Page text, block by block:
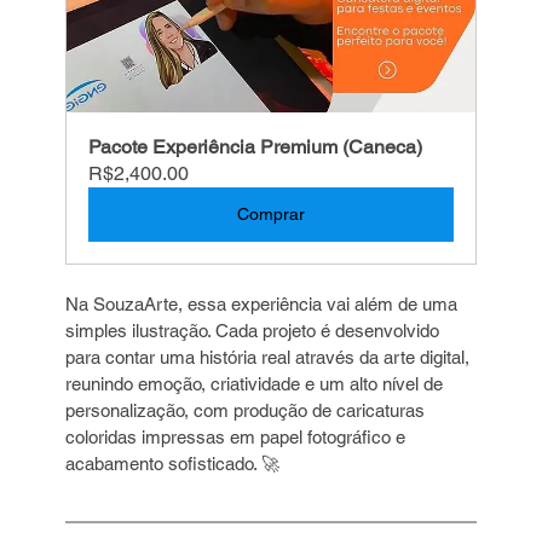
Pacote Experiência Premium (Caneca)
R$2,400.00
Comprar
Na SouzaArte, essa experiência vai além de uma
simples ilustração. Cada projeto é desenvolvido
para contar uma história real através da arte digital,
reunindo emoção, criatividade e um alto nível de
personalização, com produção de caricaturas
coloridas impressas em papel fotográfico e
acabamento sofisticado. 🚀